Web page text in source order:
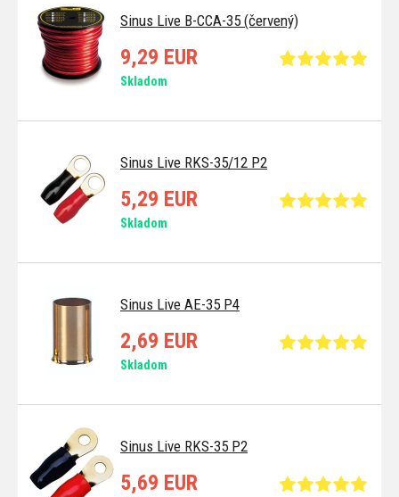
Sinus Live B-CCA-35 (červený)
9,29 EUR
Skladom
Sinus Live RKS-35/12 P2
5,29 EUR
Skladom
Sinus Live AE-35 P4
2,69 EUR
Skladom
Sinus Live RKS-35 P2
5,69 EUR